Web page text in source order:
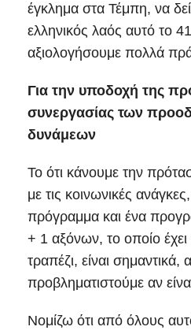
έγκλημα στα Τέμπη, να
ελληνικός λαός αυτό το
αξιολογήσουμε πολλά
Για την υποδοχή της
συνεργασίας των
δυνάμεων
Το ότι κάνουμε την
με τις κοινωνικές
πρόγραμμα και ένα
+ 1 αξόνων, το οποίο
τραπέζι, είναι
προβληματιστούμε αν
Νομίζω ότι από όλους